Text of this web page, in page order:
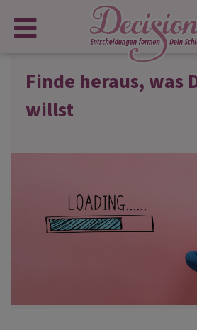
Finde heraus, was
willst